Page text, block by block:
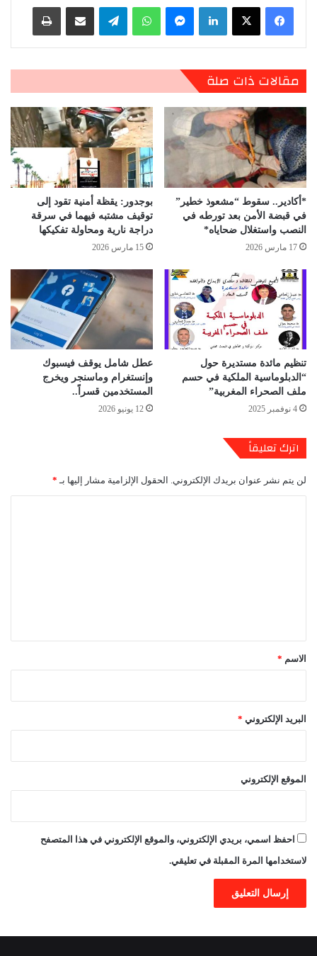
لينكدإن ماسنجر واتساب تيلقرام مشاركة عبر البريد طباعة
مقالات ذات صلة
*أكادير.. سقوط “مشعوذ خطير”
في قبضة الأمن بعد تورطه في
النصب واستغلال ضحاياه*
17 مارس 2026
بوجدور: يقظة أمنية تقود إلى
توقيف مشتبه فيهما في سرقة
دراجة نارية ومحاولة تفكيكها
15 مارس 2026
تنظيم مائدة مستديرة حول
“الدبلوماسية الملكية في حسم
ملف الصحراء المغربية”
4 نوفمبر 2025
عطل شامل يوقف فيسبوك
وإنستغرام وماسنجر ويخرج
المستخدمين قسراً..
12 يونيو 2026
اترك تعليقاً
لن يتم نشر عنوان بريدك الإلكتروني. الحقول الإلزامية مشار إليها بـ *
*الاسم *
البريد الإلكتروني *
الموقع الإلكتروني
احفظ اسمي، بريدي الإلكتروني، والموقع الإلكتروني في هذا المتصفح
لاستخدامها المرة المقبلة في تعليقي.